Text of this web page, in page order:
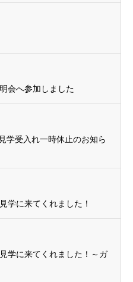
会へ参加しました
学受入れ一時休止のお知ら
学に来てくれました！
学に来てくれました！～ガ